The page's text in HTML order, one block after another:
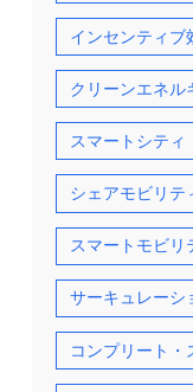
インセンティブ
クリーンエネル
スマートシティ
シェアモビリテ
スマートモビリ
サーキュレーシ
コンプリート・